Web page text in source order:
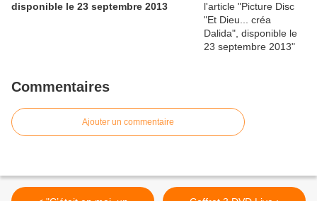
disponible le 23 septembre 2013
Commentaires
Ajouter un commentaire